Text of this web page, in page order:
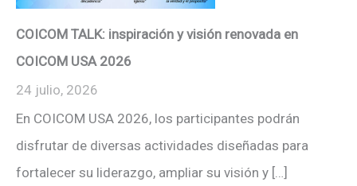
COICOM TALK: inspiración y visión renovada en
COICOM USA 2026
24 julio, 2026
En COICOM USA 2026, los participantes podrán
disfrutar de diversas actividades diseñadas para
fortalecer su liderazgo, ampliar su visión y […]